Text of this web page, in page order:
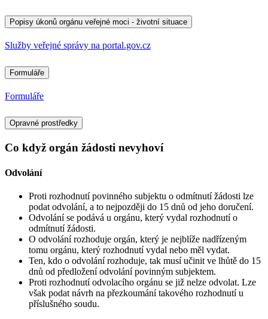
Popisy úkonů orgánu veřejné moci - životní situace
Služby veřejné správy na portal.gov.cz
Formuláře
Formuláře
Opravné prostředky
Co když orgán žádosti nevyhoví
Odvolání
Proti rozhodnutí povinného subjektu o odmítnutí žádosti lze
podat odvolání, a to nejpozději do 15 dnů od jeho doručení.
Odvolání se podává u orgánu, který vydal rozhodnutí o
odmítnutí žádosti.
O odvolání rozhoduje orgán, který je nejblíže nadřízeným
tomu orgánu, který rozhodnutí vydal nebo měl vydat.
Ten, kdo o odvolání rozhoduje, tak musí učinit ve lhůtě do 15
dnů od předložení odvolání povinným subjektem.
Proti rozhodnutí odvolacího orgánu se již nelze odvolat. Lze
však podat návrh na přezkoumání takového rozhodnutí u
příslušného soudu.